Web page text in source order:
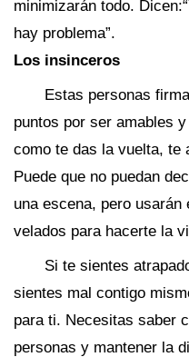
minimizarán todo.
hay problema”.
Los insinceros
Estas personas
puntos por ser amables
como te das la vuelta, te
Puede que no puedan
una escena, pero
velados para hacerte la
Si te sientes
sientes mal contigo
para ti. Necesitas saber
personas y mantener la